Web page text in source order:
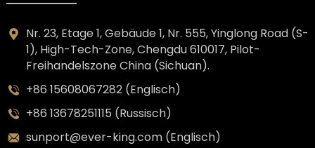
Nr. 23, Etage 1, Gebäude 1, Nr. 555, Yinglong Road (S-
1), High-Tech-Zone, Chengdu 610017, Pilot-
Freihandelszone China (Sichuan).
+86 15608067282 (Englisch)
+86 13678251115 (Russisch)
sunport@ever-king.com (Englisch)